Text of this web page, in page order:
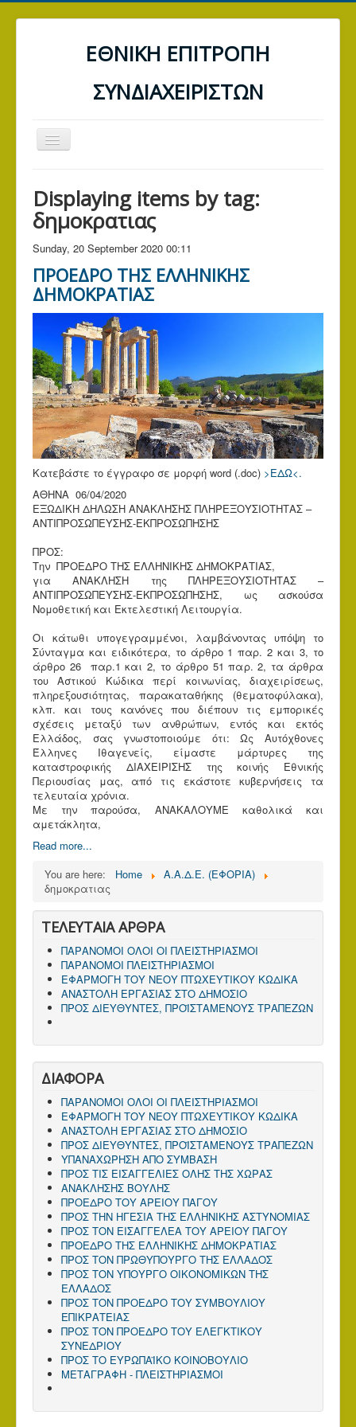
ΕΘΝΙΚΗ ΕΠΙΤΡΟΠΗ
ΣΥΝΔΙΑΧΕΙΡΙΣΤΩΝ
Toggle
Navigation
ΤΡΑΠΕΖΕΣ
ΔΕΗ
Α.Α.Δ.Ε. (ΕΦΟΡΙΑ)
ΓΕΝΙΚΑ ΑΡΘΡΑ
ΕΠΙΚΟΙΝΩΝΙΑ
Displaying items by tag:
δημοκρατιας
Sunday, 20 September 2020 00:11
ΠΡΟΕΔΡΟ ΤΗΣ ΕΛΛΗΝΙΚΗΣ
ΔΗΜΟΚΡΑΤΙΑΣ
Κατεβάστε το έγγραφο σε μορφή word (.doc) >ΕΔΩ<.
ΑΘΗΝΑ 06/04/2020
ΕΞΩΔΙΚΗ ΔΗΛΩΣΗ ΑΝΑΚΛΗΣΗΣ ΠΛΗΡΕΞΟΥΣΙΟΤΗΤΑΣ –
ΑΝΤΙΠΡΟΣΩΠΕΥΣΗΣ-ΕΚΠΡΟΣΩΠΗΣΗΣ
ΠΡΟΣ:
Την ΠΡΟΕΔΡΟ ΤΗΣ ΕΛΛΗΝΙΚΗΣ ΔΗΜΟΚΡΑΤΙΑΣ,
για ΑΝΑΚΛΗΣΗ της ΠΛΗΡΕΞΟΥΣΙΟΤΗΤΑΣ –
ΑΝΤΙΠΡΟΣΩΠΕΥΣΗΣ-ΕΚΠΡΟΣΩΠΗΣΗΣ, ως ασκούσα
Νομοθετική και Εκτελεστική Λειτουργία.
Οι κάτωθι υπογεγραμμένοι, λαμβάνοντας υπόψη το
Σύνταγμα και ειδικότερα, το άρθρο 1 παρ. 2 και 3, το
άρθρο 26 παρ.1 και 2, το άρθρο 51 παρ. 2, τα άρθρα
του Αστικού Κώδικα περί κοινωνίας, διαχειρίσεως,
πληρεξουσιότητας, παρακαταθήκης (θεματοφύλακα),
κλπ. και τους κανόνες που διέπουν τις εμπορικές
σχέσεις μεταξύ των ανθρώπων, εντός και εκτός
Ελλάδος, σας γνωστοποιούμε ότι: Ως Aυτόχθονες
Έλληνες Iθαγενείς, είμαστε μάρτυρες της
καταστροφικής ΔΙΑΧΕΙΡΙΣΗΣ της κοινής Εθνικής
Περιουσίας μας, από τις εκάστοτε κυβερνήσεις τα
τελευταία χρόνια.
Με την παρούσα, ΑΝΑΚΑΛΟΥΜΕ καθολικά και
αμετάκλητα,
Read more...
You are here:
Home
Α.Α.Δ.Ε. (ΕΦΟΡΙΑ)
δημοκρατιας
ΤΕΛΕΥΤΑΙΑ ΑΡΘΡΑ
ΠΑΡΑΝΟΜΟΙ ΟΛΟΙ ΟΙ ΠΛΕΙΣΤΗΡΙΑΣΜΟΙ
ΠΑΡΑΝΟΜΟΙ ΠΛΕΙΣΤΗΡΙΑΣΜΟΙ
ΕΦΑΡΜΟΓΗ ΤΟΥ ΝΕΟΥ ΠΤΩΧΕΥΤΙΚΟΥ ΚΩΔΙΚΑ
ΑΝΑΣΤΟΛΗ ΕΡΓΑΣΙΑΣ ΣΤΟ ΔΗΜΟΣΙΟ
ΠΡΟΣ ΔΙΕΥΘΥΝΤΕΣ, ΠΡΟΪΣΤΑΜΕΝΟΥΣ ΤΡΑΠΕΖΩΝ
ΔΙΑΦΟΡΑ
ΠΑΡΑΝΟΜΟΙ ΟΛΟΙ ΟΙ ΠΛΕΙΣΤΗΡΙΑΣΜΟΙ
ΕΦΑΡΜΟΓΗ ΤΟΥ ΝΕΟΥ ΠΤΩΧΕΥΤΙΚΟΥ ΚΩΔΙΚΑ
ΑΝΑΣΤΟΛΗ ΕΡΓΑΣΙΑΣ ΣΤΟ ΔΗΜΟΣΙΟ
ΠΡΟΣ ΔΙΕΥΘΥΝΤΕΣ, ΠΡΟΪΣΤΑΜΕΝΟΥΣ ΤΡΑΠΕΖΩΝ
ΥΠΑΝΑΧΩΡΗΣΗ ΑΠΟ ΣΥΜΒΑΣΗ
ΠΡΟΣ ΤΙΣ ΕΙΣΑΓΓΕΛΙΕΣ ΟΛΗΣ ΤΗΣ ΧΩΡΑΣ
ΑΝΑΚΛΗΣΗΣ ΒΟΥΛΗΣ
ΠΡΟΕΔΡΟ ΤΟΥ ΑΡΕΙΟΥ ΠΑΓΟΥ
ΠΡΟΣ ΤΗΝ ΗΓΕΣΙΑ ΤΗΣ ΕΛΛΗΝΙΚΗΣ ΑΣΤΥΝΟΜΙΑΣ
ΠΡΟΣ ΤΟΝ ΕΙΣΑΓΓΕΛΕΑ ΤΟΥ ΑΡΕΙΟΥ ΠΑΓΟΥ
ΠΡΟΕΔΡΟ ΤΗΣ ΕΛΛΗΝΙΚΗΣ ΔΗΜΟΚΡΑΤΙΑΣ
ΠΡΟΣ ΤΟΝ ΠΡΩΘΥΠΟΥΡΓΟ ΤΗΣ ΕΛΛΑΔΟΣ
ΠΡΟΣ TΟΝ ΥΠΟΥΡΓΟ ΟΙΚΟΝΟΜΙΚΩΝ ΤΗΣ
ΕΛΛΑΔΟΣ
ΠΡΟΣ ΤΟΝ ΠΡΟΕΔΡΟ ΤΟΥ ΣΥΜΒΟΥΛΙΟΥ
ΕΠΙΚΡΑΤΕΙΑΣ
ΠΡΟΣ ΤΟΝ ΠΡΟΕΔΡΟ ΤΟΥ ΕΛΕΓΚΤΙΚΟΥ
ΣΥΝΕΔΡΙΟΥ
ΠΡΟΣ ΤΟ ΕΥΡΩΠΑΪΚΟ ΚΟΙΝΟΒΟΥΛΙΟ
ΜΕΤΑΓΡΑΦΗ - ΠΛΕΙΣΤΗΡΙΑΣΜΟΙ